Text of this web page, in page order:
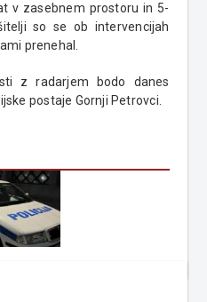
v zasebnem prostoru in 5-
so se ob intervencijah
prenehal.
z radarjem bodo danes
postaje Gornji Petrovci.